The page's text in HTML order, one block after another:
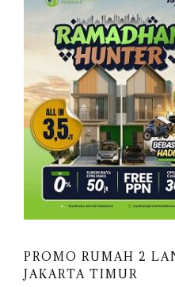
PROMO RUMAH 2
JAKARTA TIMUR